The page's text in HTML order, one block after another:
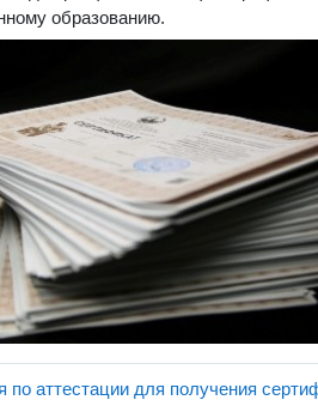
образованию.
по аттестации для получения